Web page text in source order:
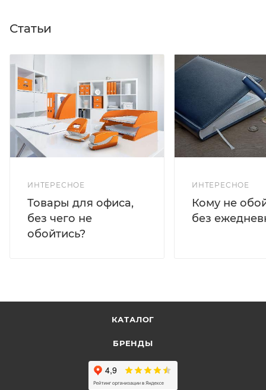
Статьи
ИНТЕРЕСНОЕ
Товары для офиса,
без чего не
обойтись?
ИНТЕРЕСНОЕ
Кому не
без
КАТАЛОГ
БРЕНДЫ